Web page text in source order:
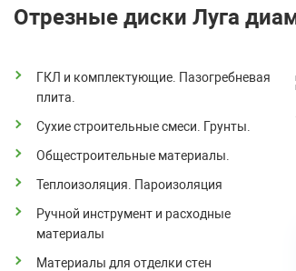
Отрезные диски Луга
ГКЛ и комплектующие. Пазогребневая
плита.
Сухие строительные смеси. Грунты.
Общестроительные материалы.
Теплоизоляция. Пароизоляция
Ручной инструмент и расходные
материалы
Материалы для отделки стен